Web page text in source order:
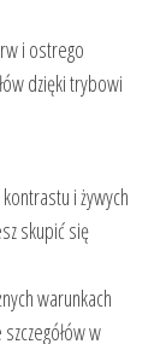
i ostrego
dzięki trybowi
i żywych
skupić się
warunkach
w